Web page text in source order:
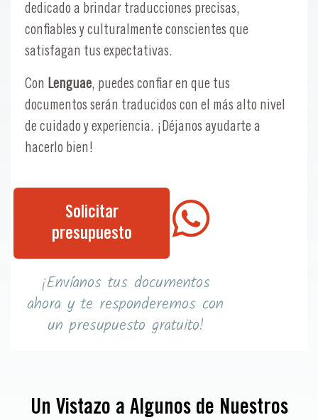
dedicado a brindar traducciones precisas,
confiables y culturalmente conscientes que
satisfagan tus expectativas.
Con Lenguae, puedes confiar en que tus
documentos serán traducidos con el más alto nivel
de cuidado y experiencia. ¡Déjanos ayudarte a
hacerlo bien!
Solicitar
presupuesto
¡Envíanos tus documentos
ahora y te responderemos con
un presupuesto gratuito!
Un Vistazo a Algunos de Nuestros